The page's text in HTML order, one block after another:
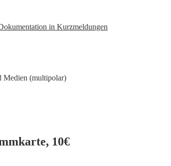
in Kurzmeldungen
Medien (multipolar)
10€